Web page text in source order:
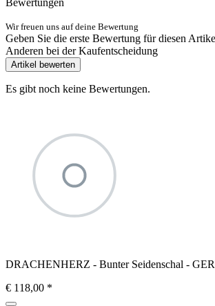
Bewertungen
Wir freuen uns auf deine Bewertung
Geben Sie die erste Bewertung für diesen
Anderen bei der Kaufentscheidung
Artikel bewerten
Es gibt noch keine Bewertungen.
DRACHENHERZ - Bunter Seidenschal -
€ 118,00 *